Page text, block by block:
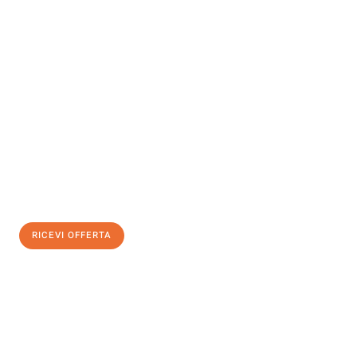
RICEVI OFFERTA